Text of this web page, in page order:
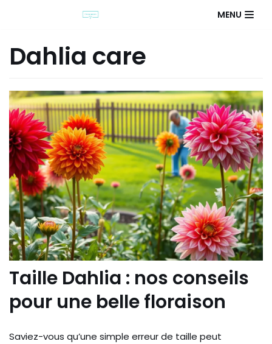
MENU
Dahlia care
Taille Dahlia : nos conseils
pour une belle floraison
Saviez-vous qu’une simple erreur de taille peut